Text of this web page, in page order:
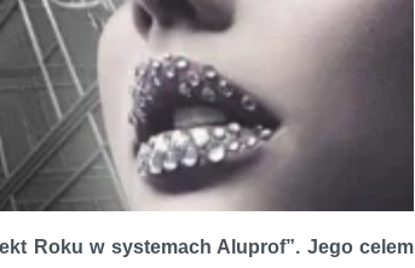
Roku w systemach Aluprof”. Jego celem